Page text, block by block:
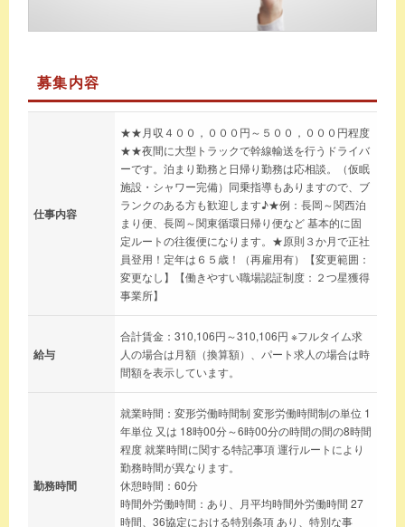
募集内容
仕事内容
★★月収４００，０００円～５００，０００円程度
★★夜間に大型トラックで幹線輸送を行うドライバ
ーです。泊まり勤務と日帰り勤務は応相談。（仮眠
施設・シャワー完備）同乗指導もありますので、ブ
ランクのある方も歓迎します♪★例：長岡～関西泊
まり便、長岡～関東循環日帰り便など 基本的に固
定ルートの往復便になります。★原則３か月で正社
員登用！定年は６５歳！（再雇用有）【変更範囲：
変更なし】【働きやすい職場認証制度：２つ星獲得
事業所】
給与
合計賃金：310,106円～310,106円 ※フルタイム求
人の場合は月額（換算額）、パート求人の場合は時
間額を表示しています。
勤務時間
就業時間：変形労働時間制 変形労働時間制の単位 1
年単位 又は 18時00分～6時00分の時間の間の8時間
程度 就業時間に関する特記事項 運行ルートにより
勤務時間が異なります。
休憩時間：60分
時間外労働時間：あり、月平均時間外労働時間 27
時間、36協定における特別条項 あり、特別な事